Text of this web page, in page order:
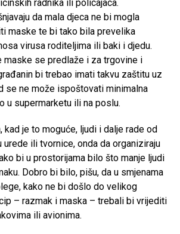
radnika ili policajaca.
da mala djeca ne bi mogla
maske te bi tako bila prevelika
virusa roditeljima ili baki i djedu.
maske se predlaže i za trgovine i
bi trebao imati takvu zaštitu uz
se ne može ispoštovati minimalna
u supermarketu ili na poslu.
kad je to moguće, ljudi i dalje rade od
urede ili tvornice, onda da organiziraju
bi u prostorijama bilo što manje ljudi
Dobro bi bilo, pišu, da u smjenama
kako ne bi došlo do velikog
– razmak i maska – trebali bi vrijediti
ili avionima.